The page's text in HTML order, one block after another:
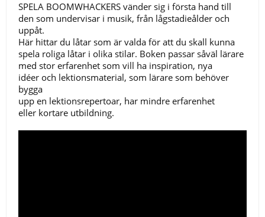
SPELA BOOMWHACKERS vänder sig i första hand till
den som undervisar i musik, från lågstadieålder och
uppåt.
Här hittar du låtar som är valda för att du skall kunna
spela roliga låtar i olika stilar. Boken passar såväl lärare
med stor erfarenhet som vill ha inspiration, nya
idéer och lektionsmaterial, som lärare som behöver
bygga
upp en lektionsrepertoar, har mindre erfarenhet
eller kortare utbildning.